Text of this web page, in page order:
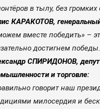
в тылу, без
КАРАКОТОВ,
вместе победить» –
достигнем
СПИРИДОНОВ,
и торговле:
говорит наш
милосердия и